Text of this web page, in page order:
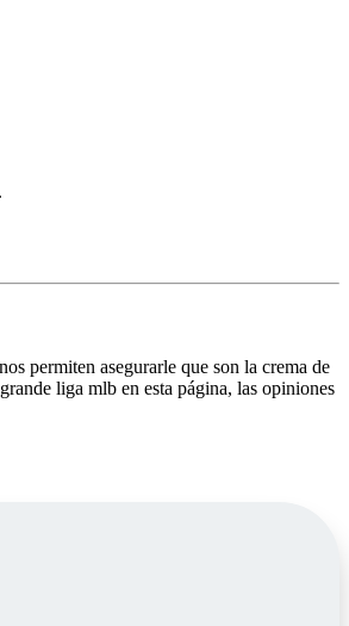
permiten asegurarle que son la crema de
liga mlb en esta página, las opiniones